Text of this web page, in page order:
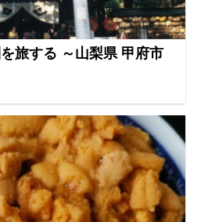
旅する ～山梨県 甲府市